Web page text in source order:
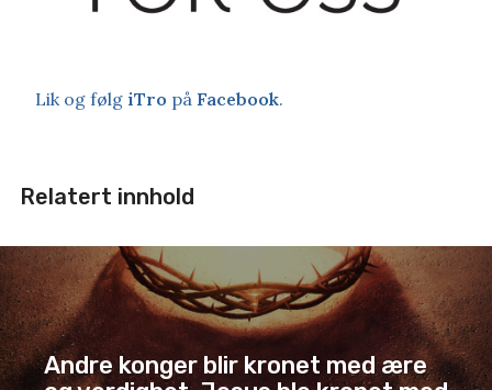
Lik og følg iTro på Facebook.
Relatert innhold
Andre konger blir kronet med ære